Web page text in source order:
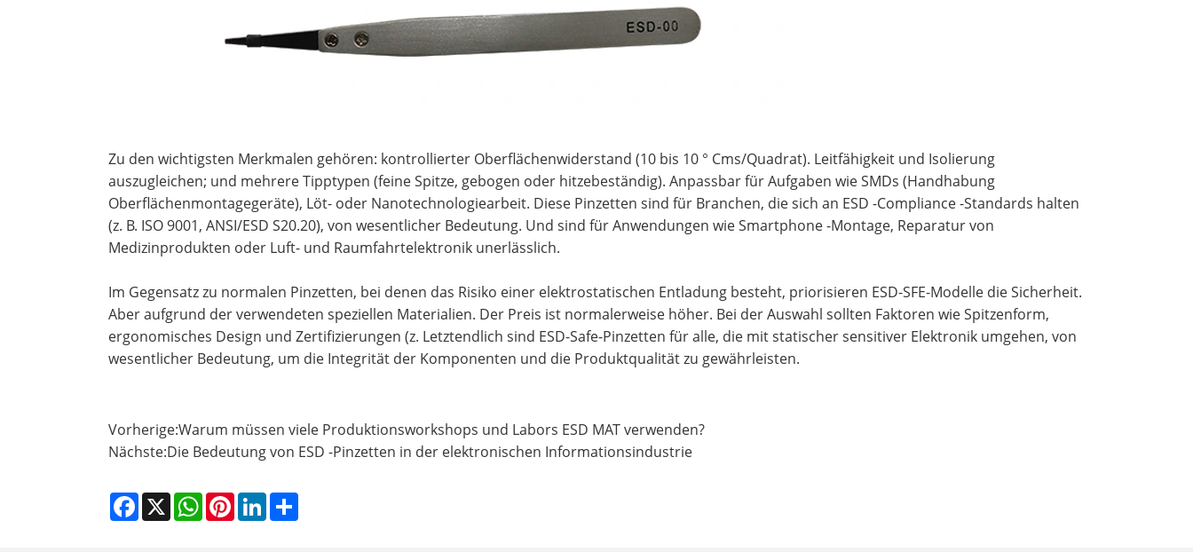
Zu den wichtigsten Merkmalen gehören: kontrollierter Oberflächenwiderstand (10 bis 10 ° Cms/Quadrat). Leitfähigkeit und Isolierung
auszugleichen; und mehrere Tipptypen (feine Spitze, gebogen oder hitzebeständig). Anpassbar für Aufgaben wie SMDs (Handhabung
Oberflächenmontagegeräte), Löt- oder Nanotechnologiearbeit. Diese Pinzetten sind für Branchen, die sich an ESD -Compliance -Standards halten
(z. B. ISO 9001, ANSI/ESD S20.20), von wesentlicher Bedeutung. Und sind für Anwendungen wie Smartphone -Montage, Reparatur von
Medizinprodukten oder Luft- und Raumfahrtelektronik unerlässlich.
Im Gegensatz zu normalen Pinzetten, bei denen das Risiko einer elektrostatischen Entladung besteht, priorisieren ESD-SFE-Modelle die Sicherheit.
Aber aufgrund der verwendeten speziellen Materialien. Der Preis ist normalerweise höher. Bei der Auswahl sollten Faktoren wie Spitzenform,
ergonomisches Design und Zertifizierungen (z. Letztendlich sind ESD-Safe-Pinzetten für alle, die mit statischer sensitiver Elektronik umgehen, von
wesentlicher Bedeutung, um die Integrität der Komponenten und die Produktqualität zu gewährleisten.
Vorherige:Warum müssen viele Produktionsworkshops und Labors ESD MAT verwenden?
Nächste:Die Bedeutung von ESD -Pinzetten in der elektronischen Informationsindustrie
Facebook
X WhatsApp
PinterestLinkedIn